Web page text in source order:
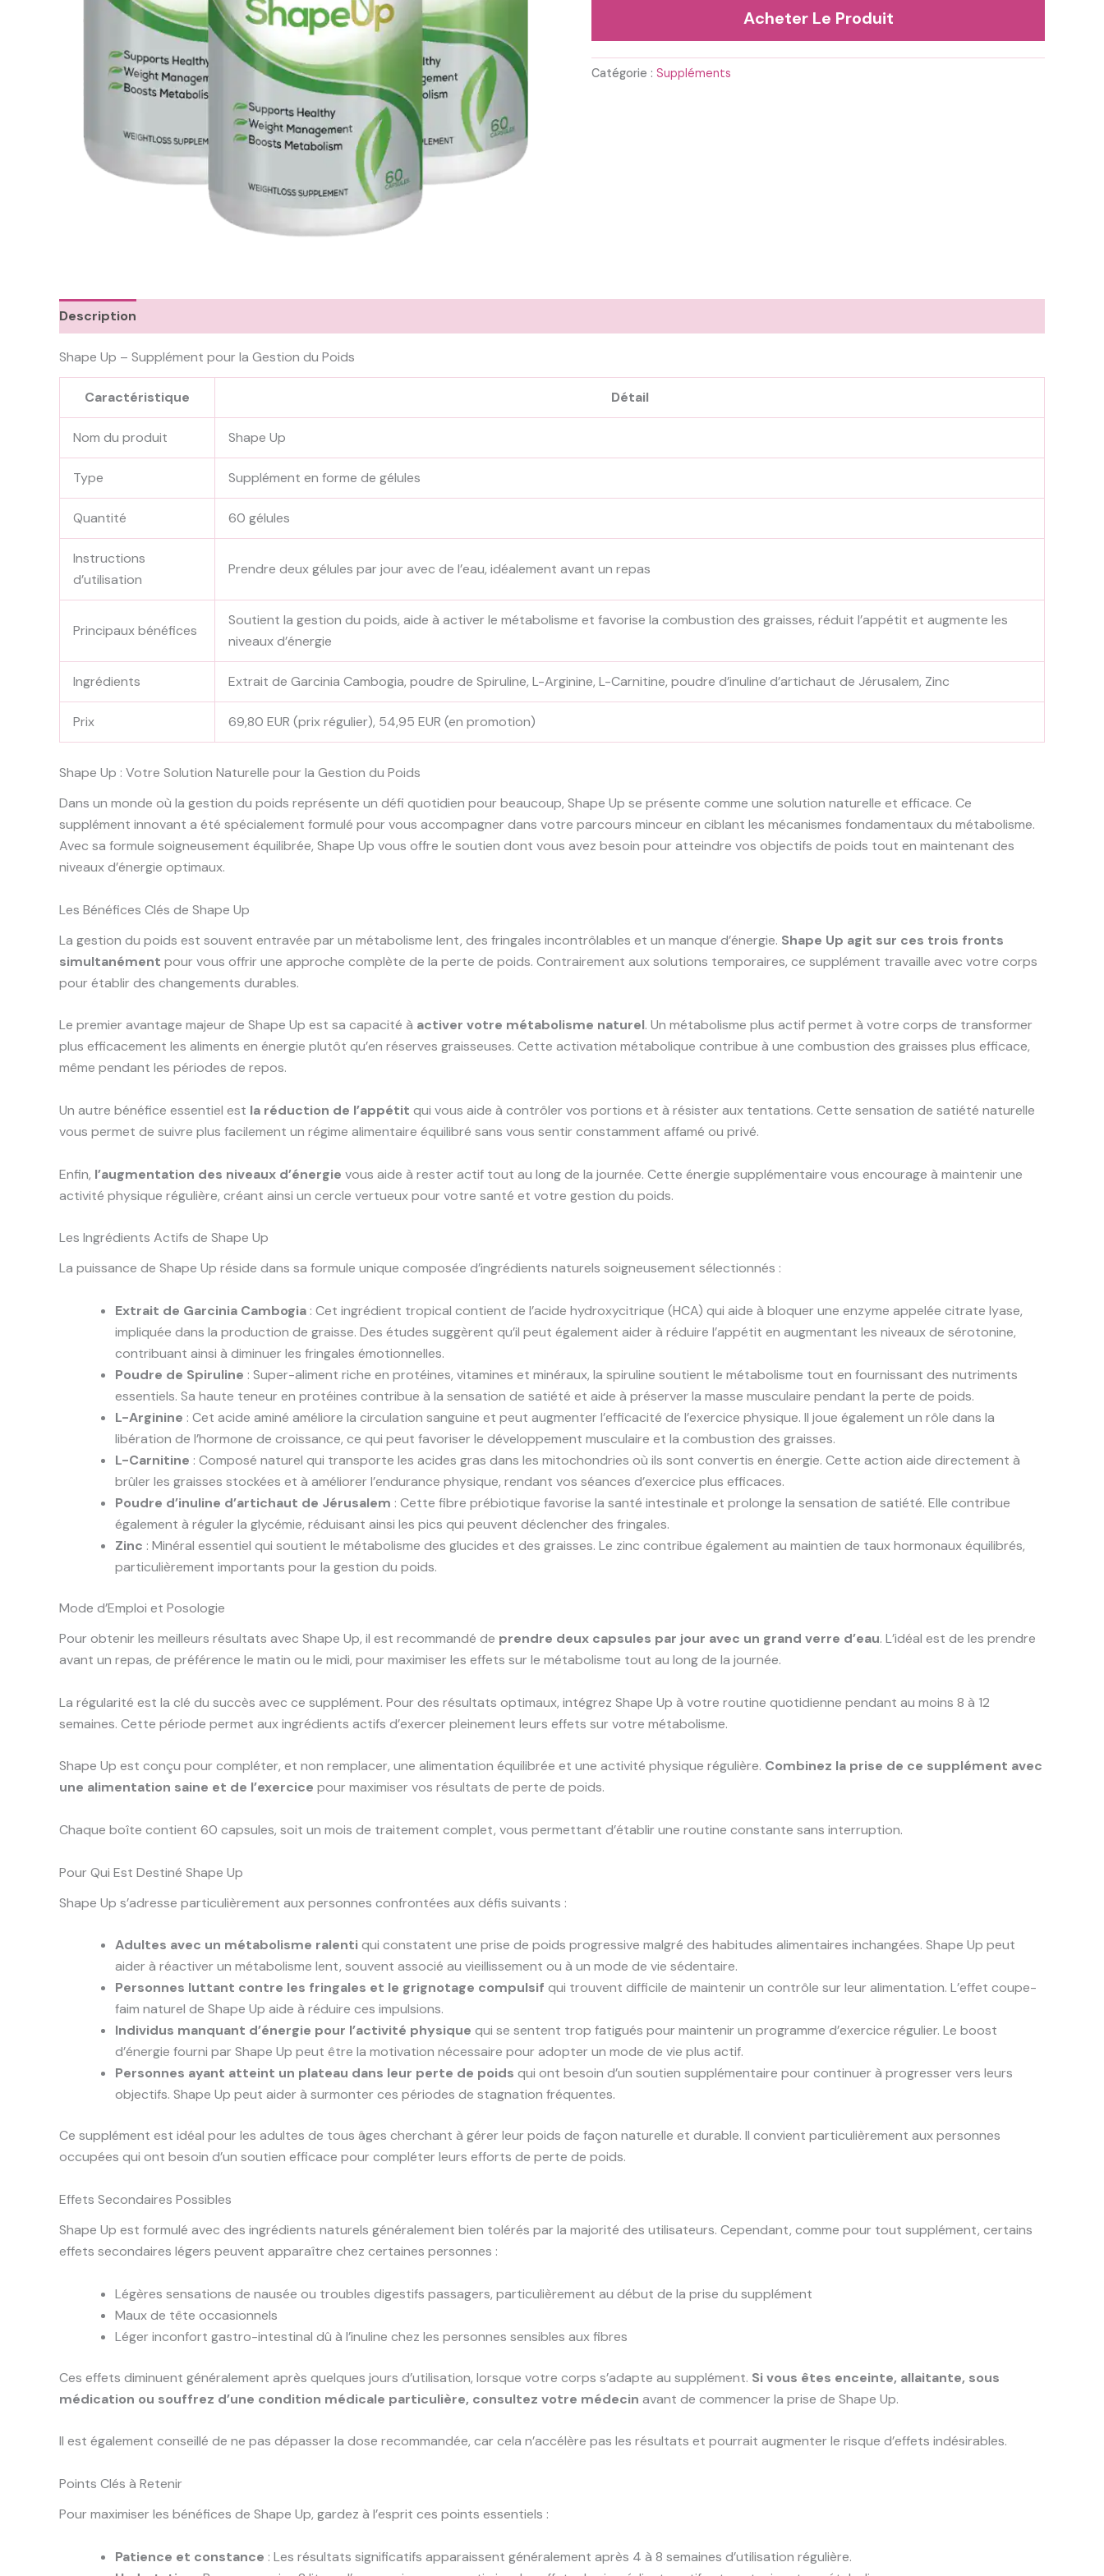
Acheter Le Produit
Catégorie : Suppléments
Description
Shape Up – Supplément pour la Gestion du Poids
Caractéristique Détail
Nom du produit Shape Up
Type Supplément en forme de gélules
Quantité 60 gélules
Instructions
d’utilisation
Prendre deux gélules par jour avec de l’eau, idéalement avant un repas
Principaux bénéfices
Soutient la gestion du poids, aide à activer le métabolisme et favorise la combustion des graisses, réduit l’appétit et augmente les
niveaux d’énergie
Ingrédients Extrait de Garcinia Cambogia, poudre de Spiruline, L-Arginine, L-Carnitine, poudre d’inuline d’artichaut de Jérusalem, Zinc
Prix 69,80 EUR (prix régulier), 54,95 EUR (en promotion)
Shape Up : Votre Solution Naturelle pour la Gestion du Poids
Dans un monde où la gestion du poids représente un défi quotidien pour beaucoup, Shape Up se présente comme une solution naturelle et efficace. Ce
supplément innovant a été spécialement formulé pour vous accompagner dans votre parcours minceur en ciblant les mécanismes fondamentaux du métabolisme.
Avec sa formule soigneusement équilibrée, Shape Up vous offre le soutien dont vous avez besoin pour atteindre vos objectifs de poids tout en maintenant des
niveaux d’énergie optimaux.
Les Bénéfices Clés de Shape Up
La gestion du poids est souvent entravée par un métabolisme lent, des fringales incontrôlables et un manque d’énergie. Shape Up agit sur ces trois fronts
simultanément pour vous offrir une approche complète de la perte de poids. Contrairement aux solutions temporaires, ce supplément travaille avec votre corps
pour établir des changements durables.
Le premier avantage majeur de Shape Up est sa capacité à activer votre métabolisme naturel. Un métabolisme plus actif permet à votre corps de transformer
plus efficacement les aliments en énergie plutôt qu’en réserves graisseuses. Cette activation métabolique contribue à une combustion des graisses plus efficace,
même pendant les périodes de repos.
Un autre bénéfice essentiel est la réduction de l’appétit qui vous aide à contrôler vos portions et à résister aux tentations. Cette sensation de satiété naturelle
vous permet de suivre plus facilement un régime alimentaire équilibré sans vous sentir constamment affamé ou privé.
Enfin, l’augmentation des niveaux d’énergie vous aide à rester actif tout au long de la journée. Cette énergie supplémentaire vous encourage à maintenir une
activité physique régulière, créant ainsi un cercle vertueux pour votre santé et votre gestion du poids.
Les Ingrédients Actifs de Shape Up
La puissance de Shape Up réside dans sa formule unique composée d’ingrédients naturels soigneusement sélectionnés :
Extrait de Garcinia Cambogia : Cet ingrédient tropical contient de l’acide hydroxycitrique (HCA) qui aide à bloquer une enzyme appelée citrate lyase,
impliquée dans la production de graisse. Des études suggèrent qu’il peut également aider à réduire l’appétit en augmentant les niveaux de sérotonine,
contribuant ainsi à diminuer les fringales émotionnelles.
Poudre de Spiruline : Super-aliment riche en protéines, vitamines et minéraux, la spiruline soutient le métabolisme tout en fournissant des nutriments
essentiels. Sa haute teneur en protéines contribue à la sensation de satiété et aide à préserver la masse musculaire pendant la perte de poids.
L-Arginine : Cet acide aminé améliore la circulation sanguine et peut augmenter l’efficacité de l’exercice physique. Il joue également un rôle dans la
libération de l’hormone de croissance, ce qui peut favoriser le développement musculaire et la combustion des graisses.
L-Carnitine : Composé naturel qui transporte les acides gras dans les mitochondries où ils sont convertis en énergie. Cette action aide directement à
brûler les graisses stockées et à améliorer l’endurance physique, rendant vos séances d’exercice plus efficaces.
Poudre d’inuline d’artichaut de Jérusalem : Cette fibre prébiotique favorise la santé intestinale et prolonge la sensation de satiété. Elle contribue
également à réguler la glycémie, réduisant ainsi les pics qui peuvent déclencher des fringales.
Zinc : Minéral essentiel qui soutient le métabolisme des glucides et des graisses. Le zinc contribue également au maintien de taux hormonaux équilibrés,
particulièrement importants pour la gestion du poids.
Mode d’Emploi et Posologie
Pour obtenir les meilleurs résultats avec Shape Up, il est recommandé de prendre deux capsules par jour avec un grand verre d’eau. L’idéal est de les prendre
avant un repas, de préférence le matin ou le midi, pour maximiser les effets sur le métabolisme tout au long de la journée.
La régularité est la clé du succès avec ce supplément. Pour des résultats optimaux, intégrez Shape Up à votre routine quotidienne pendant au moins 8 à 12
semaines. Cette période permet aux ingrédients actifs d’exercer pleinement leurs effets sur votre métabolisme.
Shape Up est conçu pour compléter, et non remplacer, une alimentation équilibrée et une activité physique régulière. Combinez la prise de ce supplément avec
une alimentation saine et de l’exercice pour maximiser vos résultats de perte de poids.
Chaque boîte contient 60 capsules, soit un mois de traitement complet, vous permettant d’établir une routine constante sans interruption.
Pour Qui Est Destiné Shape Up
Shape Up s’adresse particulièrement aux personnes confrontées aux défis suivants :
Adultes avec un métabolisme ralentiqui constatent une prise de poids progressive malgré des habitudes alimentaires inchangées. Shape Up peut
aider à réactiver un métabolisme lent, souvent associé au vieillissement ou à un mode de vie sédentaire.
Personnes luttant contre les fringales et le grignotage compulsif qui trouvent difficile de maintenir un contrôle sur leur alimentation. L’effet coupe-
faim naturel de Shape Up aide à réduire ces impulsions.
Individus manquant d’énergie pour l’activité physique qui se sentent trop fatigués pour maintenir un programme d’exercice régulier. Le boost
d’énergie fourni par Shape Up peut être la motivation nécessaire pour adopter un mode de vie plus actif.
Personnes ayant atteint un plateau dans leur perte de poids qui ont besoin d’un soutien supplémentaire pour continuer à progresser vers leurs
objectifs. Shape Up peut aider à surmonter ces périodes de stagnation fréquentes.
Ce supplément est idéal pour les adultes de tous âges cherchant à gérer leur poids de façon naturelle et durable. Il convient particulièrement aux personnes
occupées qui ont besoin d’un soutien efficace pour compléter leurs efforts de perte de poids.
Effets Secondaires Possibles
Shape Up est formulé avec des ingrédients naturels généralement bien tolérés par la majorité des utilisateurs. Cependant, comme pour tout supplément, certains
effets secondaires légers peuvent apparaître chez certaines personnes :
Légères sensations de nausée ou troubles digestifs passagers, particulièrement au début de la prise du supplément
Maux de tête occasionnels
Léger inconfort gastro-intestinal dû à l’inuline chez les personnes sensibles aux fibres
Ces effets diminuent généralement après quelques jours d’utilisation, lorsque votre corps s’adapte au supplément. Si vous êtes enceinte, allaitante, sous
médication ou souffrez d’une condition médicale particulière, consultez votre médecin avant de commencer la prise de Shape Up.
Il est également conseillé de ne pas dépasser la dose recommandée, car cela n’accélère pas les résultats et pourrait augmenter le risque d’effets indésirables.
Points Clés à Retenir
Pour maximiser les bénéfices de Shape Up, gardez à l’esprit ces points essentiels :
Patience et constance : Les résultats significatifs apparaissent généralement après 4 à 8 semaines d’utilisation régulière.